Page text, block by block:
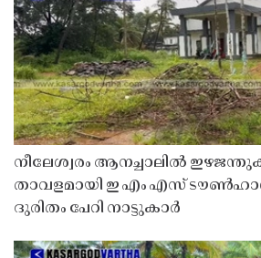
നീലേശ്വരം ആനച്ചാലിൽ
താവളമായി ഇ എം എസ്
ദുരിതം പേറി നാട്ടുകാർ